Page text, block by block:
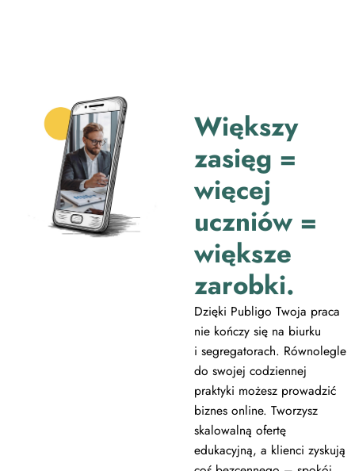
Większy
zasięg =
więcej
uczniów =
większe
zarobki.
Dzięki Publigo Twoja praca
nie kończy się na biurku
i segregatorach. Równolegle
do swojej codziennej
praktyki możesz prowadzić
biznes online. Tworzysz
skalowalną ofertę
edukacyjną, a klienci zyskują